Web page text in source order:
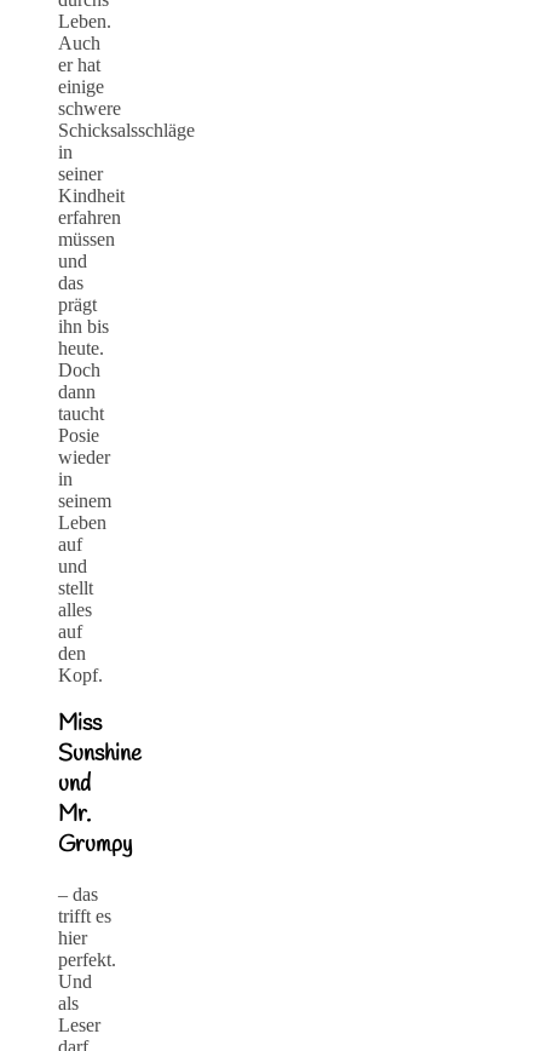
Leben.
Auch
er hat
einige
schwere
Schicksalsschläge
in
seiner
Kindheit
erfahren
müssen
und
das
prägt
ihn bis
heute.
Doch
dann
taucht
Posie
wieder
in
seinem
Leben
auf
und
stellt
alles
auf
den
Kopf.
Miss
Sunshine
und
Mr.
Grumpy
– das
trifft es
hier
perfekt.
Und
als
Leser
darf